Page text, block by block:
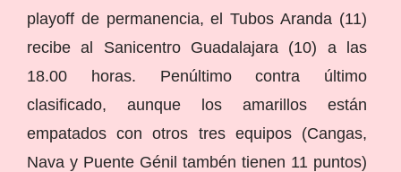
playoff de permanencia, el Tubos Aranda (11)
recibe al Sanicentro Guadalajara (10) a las
18.00 horas. Penúltimo contra último
clasificado, aunque los amarillos están
empatados con otros tres equipos (Cangas,
Nava y Puente Génil tambén tienen 11 puntos)